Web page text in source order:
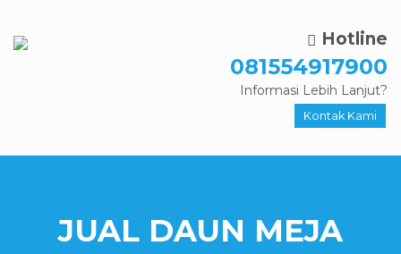
Hotline
081554917900
Informasi Lebih Lanjut?
Kontak Kami
JUAL DAUN MEJA